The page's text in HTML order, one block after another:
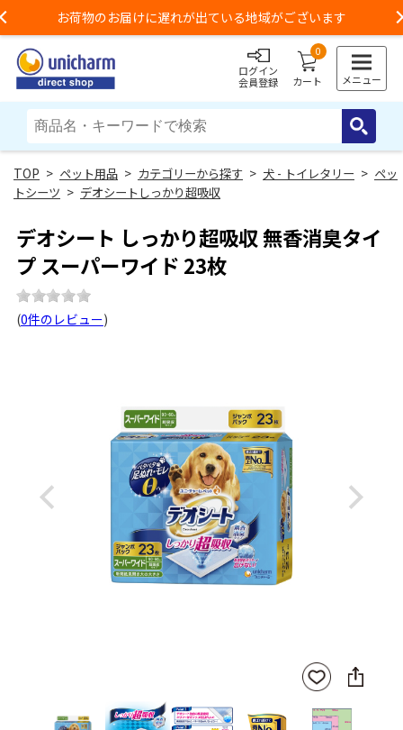
お荷物のお届けに遅れが出ている地域がございます
ログイン
会員登録
0
カート メニュー
> ペット用品 > カテゴリーから探す > 犬 - トイレタリー > ペッ
トシーツ > デオシートしっかり超吸収
デオシート しっかり超吸収 無香消臭タイ
プ スーパーワイド 23枚
(0件のレビュー)
Previous Next
お気
に入
登録
SNS
に